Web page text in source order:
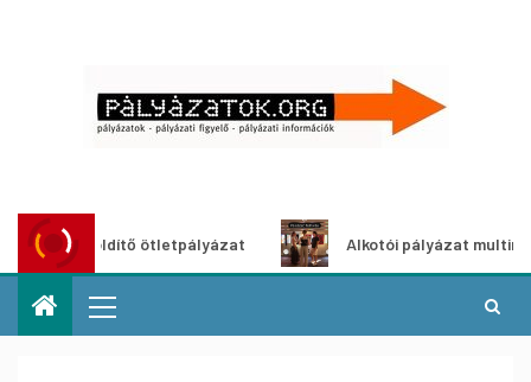
ötletpályázat Alkotói pályázat multimédia-